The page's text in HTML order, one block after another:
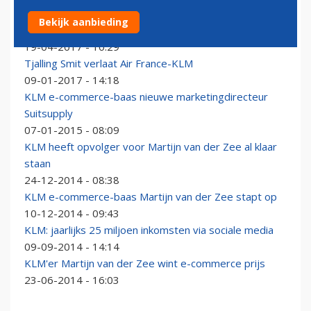
Voormalig KLM'er Van der Zee al weer toe aan nieuwe
job
19-04-2017 - 10:29
Tjalling Smit verlaat Air France-KLM
09-01-2017 - 14:18
KLM e-commerce-baas nieuwe marketingdirecteur
Suitsupply
07-01-2015 - 08:09
KLM heeft opvolger voor Martijn van der Zee al klaar
staan
24-12-2014 - 08:38
KLM e-commerce-baas Martijn van der Zee stapt op
10-12-2014 - 09:43
KLM: jaarlijks 25 miljoen inkomsten via sociale media
09-09-2014 - 14:14
KLM'er Martijn van der Zee wint e-commerce prijs
23-06-2014 - 16:03
Bekijk aanbieding